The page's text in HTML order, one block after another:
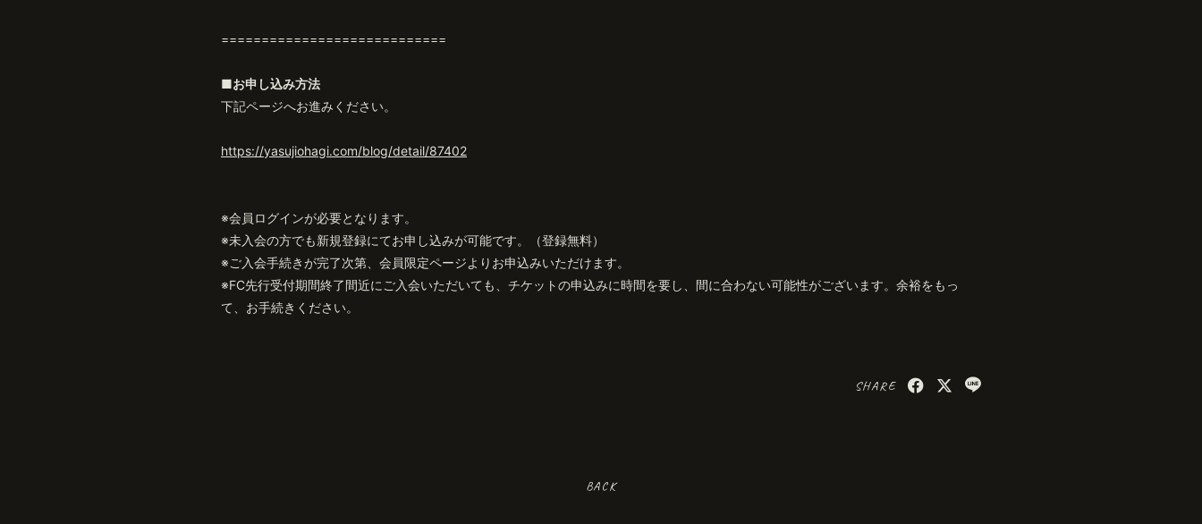
============================
■お申し込み方法
下記ページへお進みください。
https://yasujiohagi.com/blog/detail/87402
※会員ログインが必要となります。
※未入会の方でも新規登録にてお申し込みが可能です。（登録無料）
※ご入会手続きが完了次第、会員限定ページよりお申込みいただけます。
※FC先行受付期間終了間近にご入会いただいても、チケットの申込みに時間を要し、間に合わない可能性がございます。余裕をもっ
て、お手続きください。
SHARE
BACK